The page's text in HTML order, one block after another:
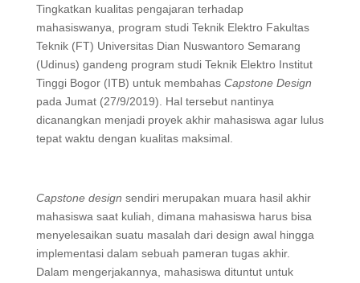
Tingkatkan kualitas pengajaran terhadap
mahasiswanya, program studi Teknik Elektro Fakultas
Teknik (FT) Universitas Dian Nuswantoro Semarang
(Udinus) gandeng program studi Teknik Elektro Institut
Tinggi Bogor (ITB) untuk membahas Capstone Design
pada Jumat (27/9/2019). Hal tersebut nantinya
dicanangkan menjadi proyek akhir mahasiswa agar lulus
tepat waktu dengan kualitas maksimal.
Capstone design sendiri merupakan muara hasil akhir
mahasiswa saat kuliah, dimana mahasiswa harus bisa
menyelesaikan suatu masalah dari design awal hingga
implementasi dalam sebuah pameran tugas akhir.
Dalam mengerjakannya, mahasiswa dituntut untuk